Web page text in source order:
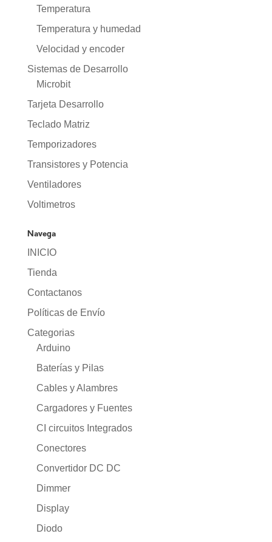
Temperatura
Temperatura y humedad
Velocidad y encoder
Sistemas de Desarrollo
Microbit
Tarjeta Desarrollo
Teclado Matriz
Temporizadores
Transistores y Potencia
Ventiladores
Voltimetros
Navega
INICIO
Tienda
Contactanos
Políticas de Envío
Categorias
Arduino
Baterías y Pilas
Cables y Alambres
Cargadores y Fuentes
CI circuitos Integrados
Conectores
Convertidor DC DC
Dimmer
Display
Diodo